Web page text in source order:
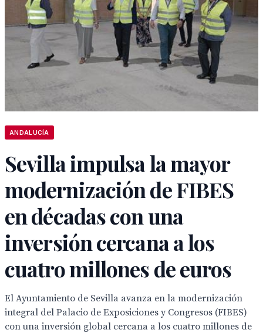
ANDALUCÍA
Sevilla impulsa la mayor
modernización de FIBES
en décadas con una
inversión cercana a los
cuatro millones de euros
El Ayuntamiento de Sevilla avanza en la modernización
integral del Palacio de Exposiciones y Congresos (FIBES)
con una inversión global cercana a los cuatro millones de